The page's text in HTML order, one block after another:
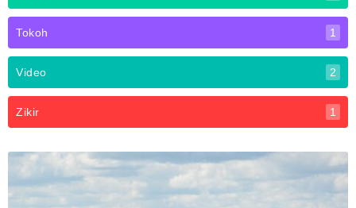
Tokoh 1
Video 2
Zikir 1